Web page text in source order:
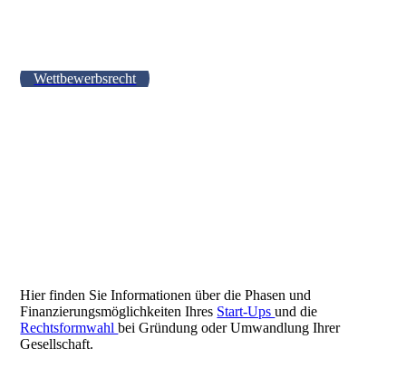
Wettbewerbsrecht
Hierfinden Sie Informationen über die Phasen und
Finanzierungsmöglichkeiten Ihres Start-Upsund die
Rechtsformwahlbei Gründung oder Umwandlung Ihrer
Gesellschaft.